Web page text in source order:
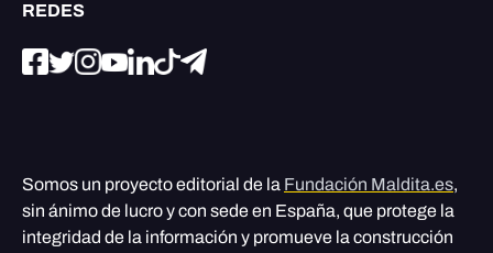
REDES
Somos un proyecto editorial de la Fundación Maldita.es,
sin ánimo de lucro y con sede en España, que protege la
integridad de la información y promueve la construcción